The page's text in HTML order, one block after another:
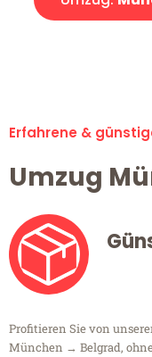
Erfahrene &
Umzug
Profitieren Sie von
München → Belgrad,